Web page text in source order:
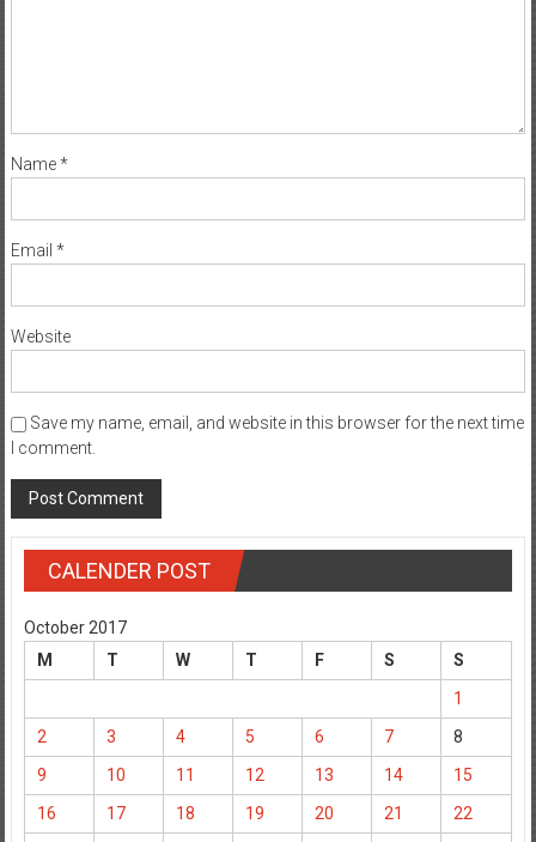
Name*
Email *
Website
Save my name, email, and website in this browser for the next time
I comment.
CALENDER POST
October 2017
M
T W T F S
S
1
2
3 4 5 6 7
8
9
10 11 12 13 14
15
16
17 18 19 20 21 22